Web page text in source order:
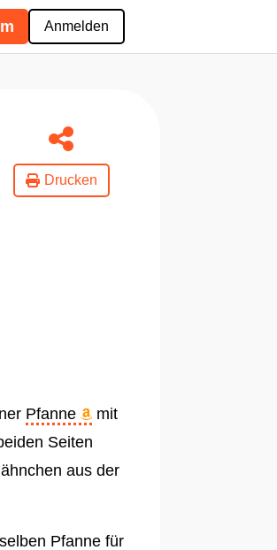
Anmelden
Drucken
Pfanne
mit
Seiten
aus der
Pfanne für